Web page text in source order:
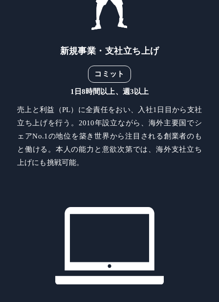
新規事業・支社立ち上げ
コミット
1日8時間以上、週3以上
売上と利益（PL）に全責任をおい、入社1日目から支社
立ち上げを行う。2010年設立ながら、海外主要国でシ
ェアNo.1の地位を築き世界から注目される創業者のも
と働ける。本人の能力と意欲次第では、海外支社立ち
上げにも挑戦可能。